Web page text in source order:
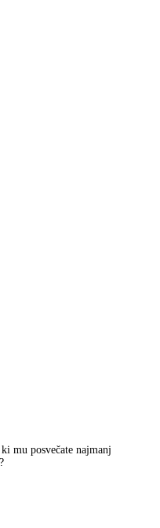
mu posvečate najmanj